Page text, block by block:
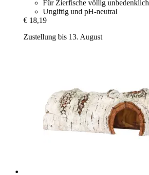
Für Zierfische völlig unbedenklich
Ungiftig und pH-neutral
€ 18,19
Zustellung bis 13. August